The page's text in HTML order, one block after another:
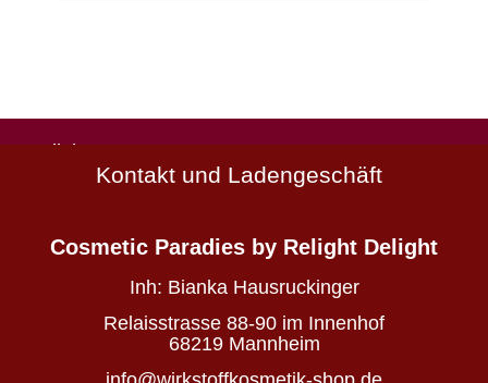
Natürlich
Kontakt und Ladengeschäft
Cosmetic Paradies by Relight Delight
Inh: Bianka Hausruckinger
Relaisstrasse 88-90 im Innenhof
68219 Mannheim